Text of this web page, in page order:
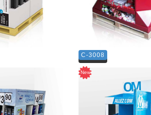
C-3008